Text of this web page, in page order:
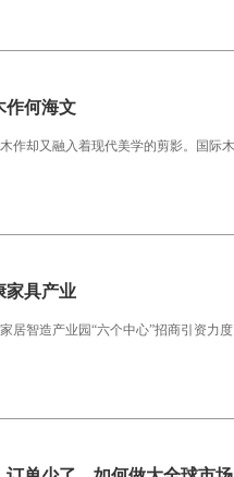
作何海文
作却又融入着现代美学的剪影。国际
家具产业
居智造产业园“六个中心”招商引资力